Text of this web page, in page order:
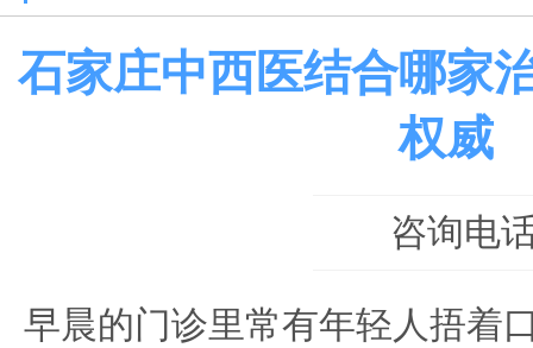
石家庄中西医结合哪家
权威
咨询电
早晨的门诊里常有年轻人捂着